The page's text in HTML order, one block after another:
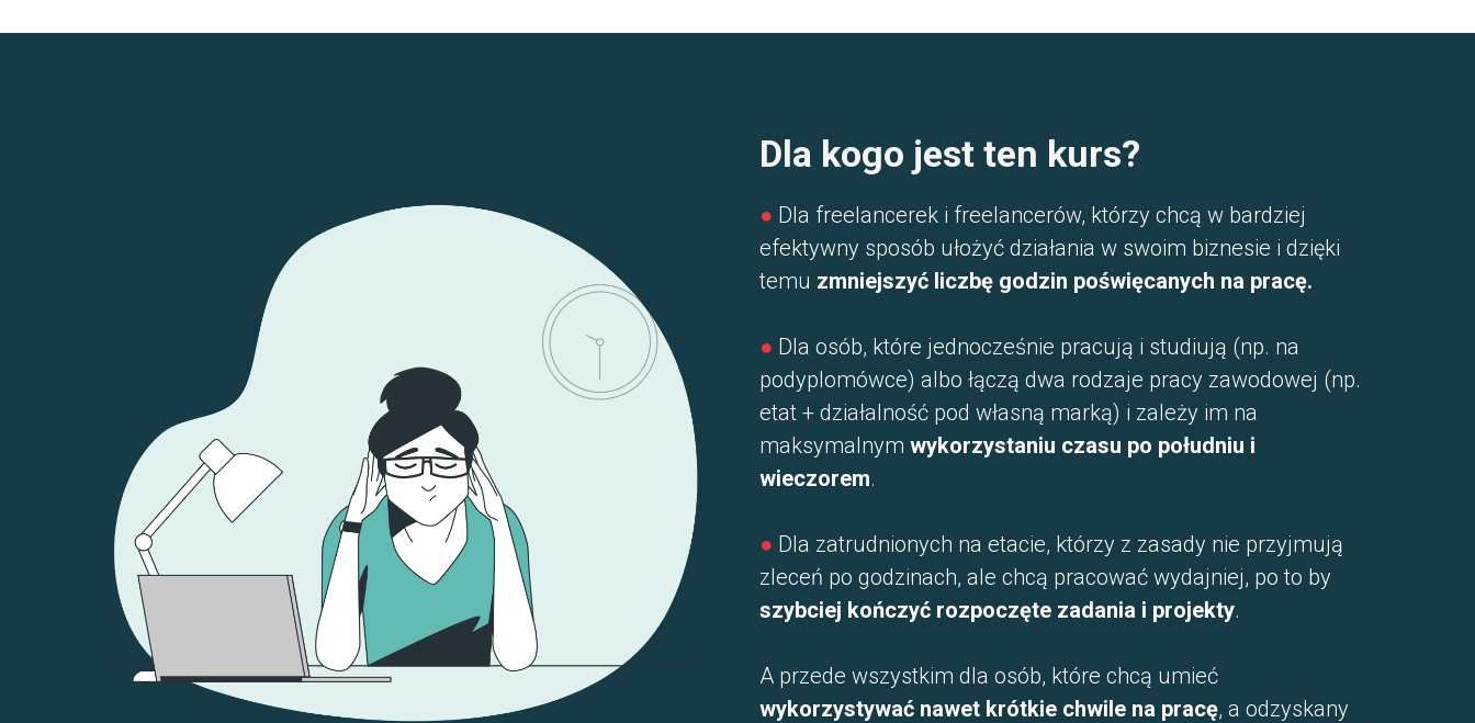
Dla kogo jest ten kurs?
● Dla freelancerek i freelancerów, którzy chcą w bardziej
efektywny sposób ułożyć działania w swoim biznesie i dzięki
temu zmniejszyć liczbę godzin poświęcanych na pracę.
● Dla osób, które jednocześnie pracują i studiują (np. na
podyplomówce) albo łączą dwa rodzaje pracy zawodowej (np.
etat + działalność pod własną marką) i zależy im na
maksymalnym wykorzystaniu czasu po południu i
wieczorem.
● Dla zatrudnionych na etacie, którzy z zasady nie przyjmują
zleceń po godzinach, ale chcą pracować wydajniej, po to by
szybciej kończyć rozpoczęte zadania i projekty.
A przede wszystkim dla osób, które chcą umieć
wykorzystywać nawet krótkie chwile na pracę, a odzyskany